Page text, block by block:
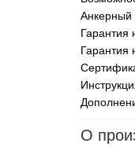
Анкерный
Гарантия
Гарантия
О